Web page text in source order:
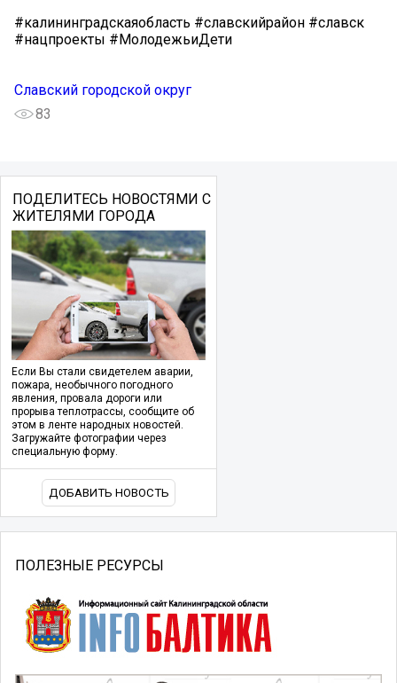
#калининградскаяобласть #славскийрайон #славск
#нацпроекты #МолодежьиДети
Славский городской округ
83
ПОДЕЛИТЕСЬ НОВОСТЯМИ С
ЖИТЕЛЯМИ ГОРОДА
Если Вы стали свидетелем аварии,
пожара, необычного погодного
явления, провала дороги или
прорыва теплотрассы, сообщите об
этом в ленте народных новостей.
Загружайте фотографии через
специальную форму.
ДОБАВИТЬ НОВОСТЬ
ПОЛЕЗНЫЕ РЕСУРСЫ